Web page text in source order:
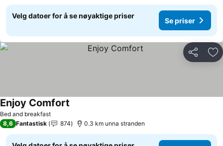
Velg datoer for å se nøyaktige priser
Se priser
Del
Bed and breakfast
Enjoy Comfort
8,6 Fantastisk 874 0.3 km unna stranden